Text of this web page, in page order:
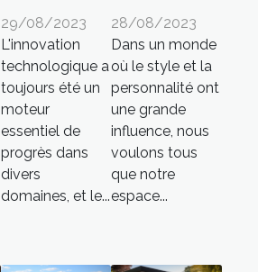
29/08/2023
L'innovation
technologique a
toujours été un
moteur
essentiel de
progrès dans
divers
domaines, et le...
28/08/2023
Dans un monde
où le style et la
personnalité ont
une grande
influence, nous
voulons tous
que notre
espace...